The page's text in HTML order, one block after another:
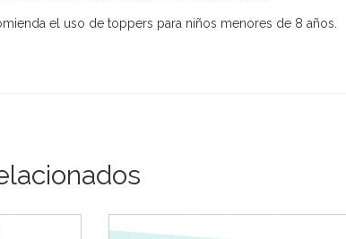
el uso de toppers para niños menores de 8 años.